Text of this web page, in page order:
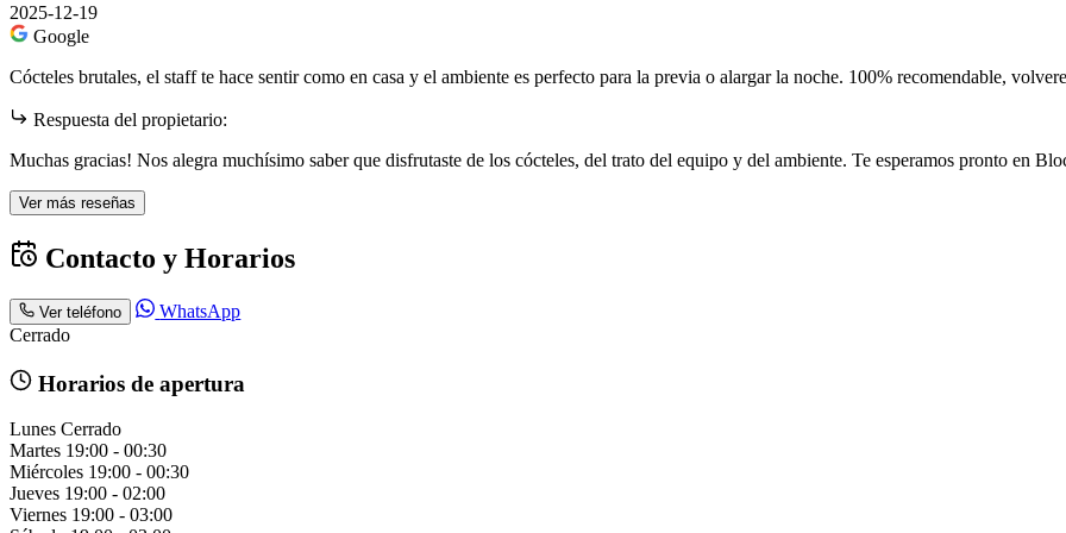
2025-12-19
Google
Cócteles brutales, el staff te hace sentir como en casa y el ambiente es perfecto para la previa o alargar la noche. 100% recomendable,
Respuesta del propietario:
Muchas gracias! Nos alegra muchísimo saber que disfrutaste de los cócteles, del trato del equipo y del ambiente. Te esperamos pronto en
Ver más reseñas
Contacto y Horarios
Ver teléfono
WhatsApp
Cerrado
Horarios de apertura
Lunes Cerrado
Martes 19:00 - 00:30
Miércoles 19:00 - 00:30
Jueves 19:00 - 02:00
Viernes 19:00 - 03:00